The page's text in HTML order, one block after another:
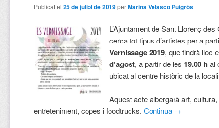
Publicat el25 de juliol de 2019 perMarina Velasco Puigròs
L’Ajuntament de Sant Llorenç
cerca tot tipus d’artistes per a
Vernissage 2019, que tindrà lloc
d’agost, a partir de les 19.00 h al
ubicat al centre històric de la
Aquest acte albergarà art,
entreteniment, copes i foodtrucks.Continua →